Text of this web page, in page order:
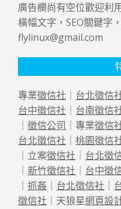
廣告欄尚有空位歡迎利
橫幅文字，SEO關鍵字
flylinux@gmail.com
專業徵信社 台北徵信
台中徵信社
台南徵信
徵信公司 ｜專業徵信
台北徵信社
桃園徵信
｜立案徵信社 台北徵
新竹徵信社 台中徵
抓姦 台北徵信社
徵信社 ｜天狼星網頁設